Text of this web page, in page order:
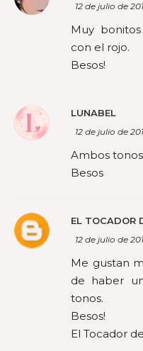
12 de julio de
Muy
con el rojo.
Besos!
LUNABEL
12 de julio de
Ambos
Besos
EL TOCADOR
12 de julio de
Me gustan
de haber
tonos.
Besos!
El Tocador